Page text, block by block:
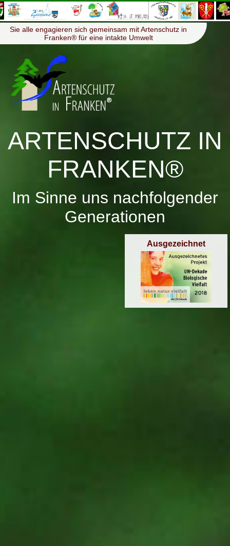
Menü ≡
Sie alle engagieren sich gemeinsam mit Artenschutz in
Franken® für eine intakte Umwelt
ARTENSCHUTZ IN
FRANKEN®
Im Sinne uns nachfolgender
Generationen
Ausgezeichnet